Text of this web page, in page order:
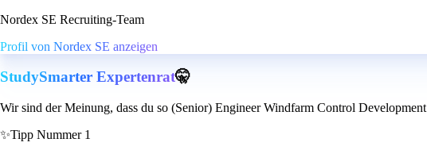
Nordex SE Recruiting-Team
Profil von Nordex SE anzeigen
StudySmarter Expertenrat🤫
Wir sind der Meinung, dass du so (Senior) Engineer Windfarm Control
✨Tipp Nummer 1